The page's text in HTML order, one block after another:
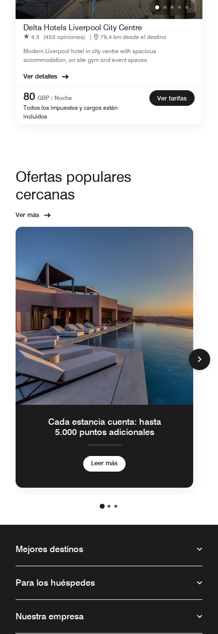
Delta Hotels Liverpool City Centre
4.3 (453 opiniones) |
79,4 km desde el destino
Modern Liverpool hotel in city centre with spacious
accommodation, on site gym and event spaces.
Ver detalles
80 GBP / Noche
Todos los impuestos y cargos están
incluidos
Ver tarifas
Ofertas populares
cercanas
Ver más
Cada estancia cuenta: hasta
5.000 puntos adicionales
Leer más
Mejores destinos
Para los huéspedes
Nuestra empresa